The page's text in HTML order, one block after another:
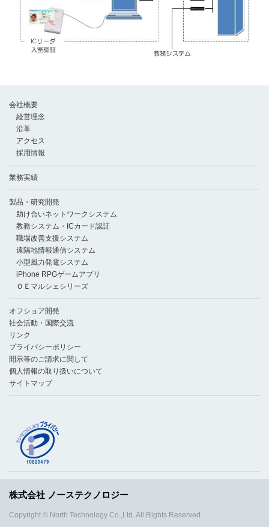
会社概要
経営理念
沿革
アクセス
採用情報
業務実績
製品・研究開発
助け合いネットワークシステム
教務システム・ICカード認証
職場改善支援システム
遠隔地情報通信システム
小型風力発電システム
iPhone RPGゲームアプリ
ＯＥマルシェシリーズ
オフショア開発
社会活動・国際交流
リンク
プライバシーポリシー
開示等のご請求に関して
個人情報の取り扱いについて
サイトマップ
株式会社 ノーステクノロジー
Copyright © North Technology Co.,Ltd. All Rights Reserved.